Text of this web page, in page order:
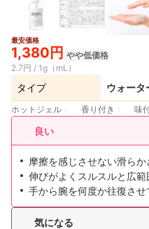
最安価格
1,380円 やや低価格
2.7円 / 1g（mL）
タイプ ウォータ
ホットジェル 香り付き 味
良い
摩擦を感じさせない滑ら
伸びがよくスルスルと広範
手から腕を何度か往復さ
気になる